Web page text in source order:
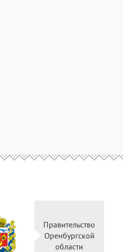
Правительство
Оренбургской
области